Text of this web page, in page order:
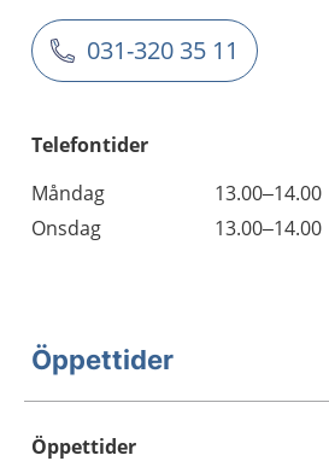
031-320 35 11
Telefontider
Måndag
13.00–14.00
Onsdag
13.00–14.00
Öppettider
Öppettider